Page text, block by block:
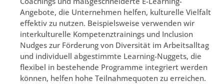
Angebote, die Unternehmen helfen, kulturelle Vielfalt
effektiv zu nutzen. Beispielsweise verwenden wir
interkulturelle Kompetenztrainings und Inclusion
Nudges zur Förderung von Diversität im Arbeitsalltag
und individuell abgestimmte Learning-Nuggets, die
flexibel in bestehende Programme integriert werden
können, helfen hohe Teilnahmequoten zu erreichen.